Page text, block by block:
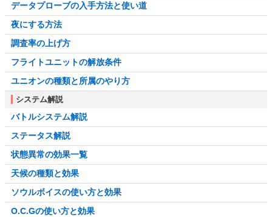
データプローブの入手方法と使い道
夜にする方法
調査率の上げ方
フライトユニットの解放条件
ユニオンの種類と所属のやり方
システム解説
バトルシステム解説
ステータス解説
状態異常の効果一覧
天候の種類と効果
ソウルボイスの使い方と効果
O.C.Gの使い方と効果